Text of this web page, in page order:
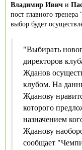
Владимир Ивич и
пост главного
выбор будет
"Выбирать
директоров
Жданов
клубом. На
Жданову
которого
назначением
Жданову
сообщает